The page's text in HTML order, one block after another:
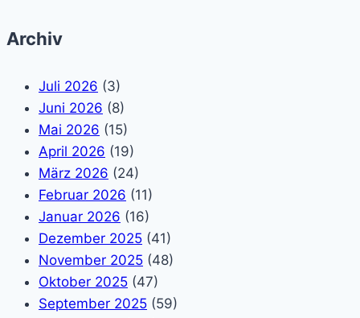
Archiv
Juli 2026 (3)
Juni 2026 (8)
Mai 2026 (15)
April 2026 (19)
März 2026 (24)
Februar 2026 (11)
Januar 2026 (16)
Dezember 2025 (41)
November 2025 (48)
Oktober 2025 (47)
September 2025 (59)